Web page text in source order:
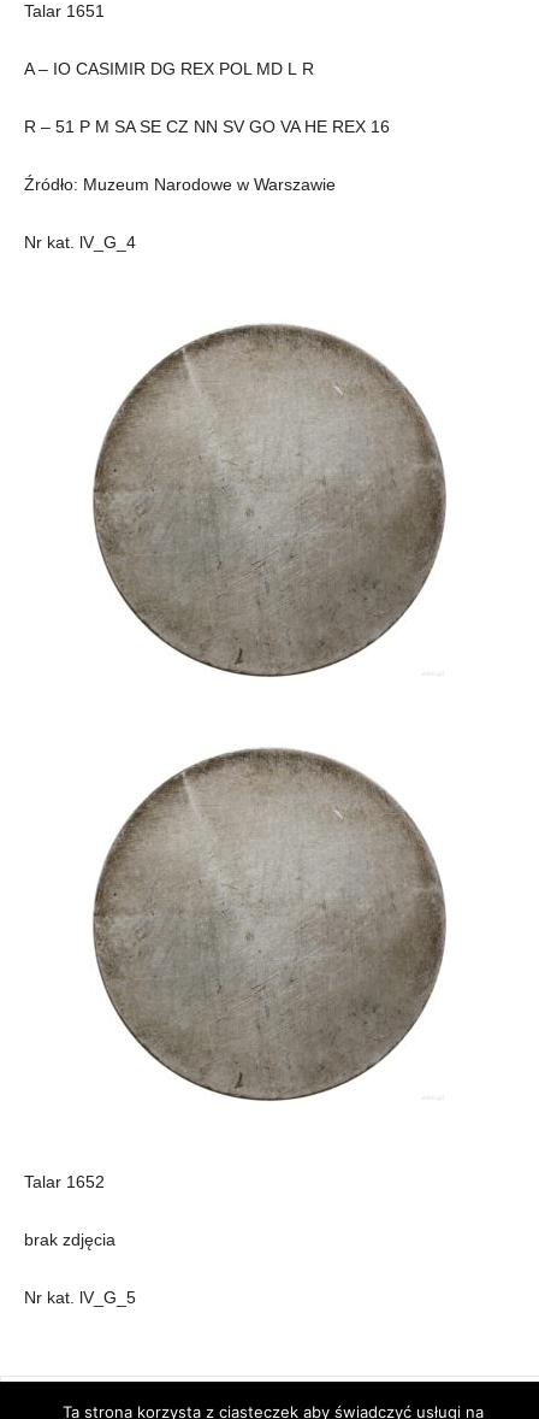
Talar 1651
A – IO CASIMIR DG REX POL MD L R
R – 51 P M SA SE CZ NN SV GO VA HE REX 16
Źródło: Muzeum Narodowe w Warszawie
Nr kat. lV_G_4
Talar 1652
brak zdjęcia
Nr kat. lV_G_5
Publikacje Bibliografia
Ta strona korzysta z ciasteczek aby świadczyć usługi na